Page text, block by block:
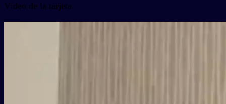
Vídeo de la tarjeta